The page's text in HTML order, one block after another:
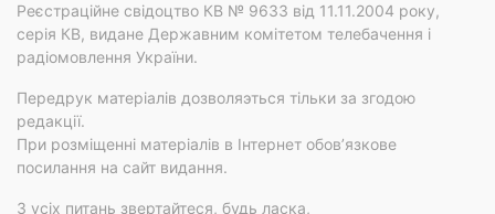
Реєстраційне свідоцтво КВ № 9633 від 11.11.2004 року,
серія КВ, видане Державним комітетом телебачення і
радіомовлення України.
Передрук матеріалів дозволяэться тільки за згодою
редакції.
При розміщенні матеріалів в Інтернет обов’язкове
посилання на сайт видання.
З усіх питань звертайтеся, будь ласка,